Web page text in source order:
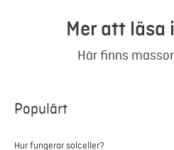
Mer att läsa
Här finns
Populärt
Hur fungerar solceller?